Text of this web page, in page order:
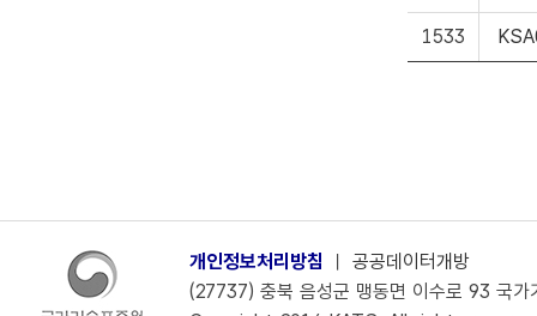
1533
개인정보처리방침 ㅣ 공공데이터개방
(27737) 충북 음성군 맹동면 이수로 93 국